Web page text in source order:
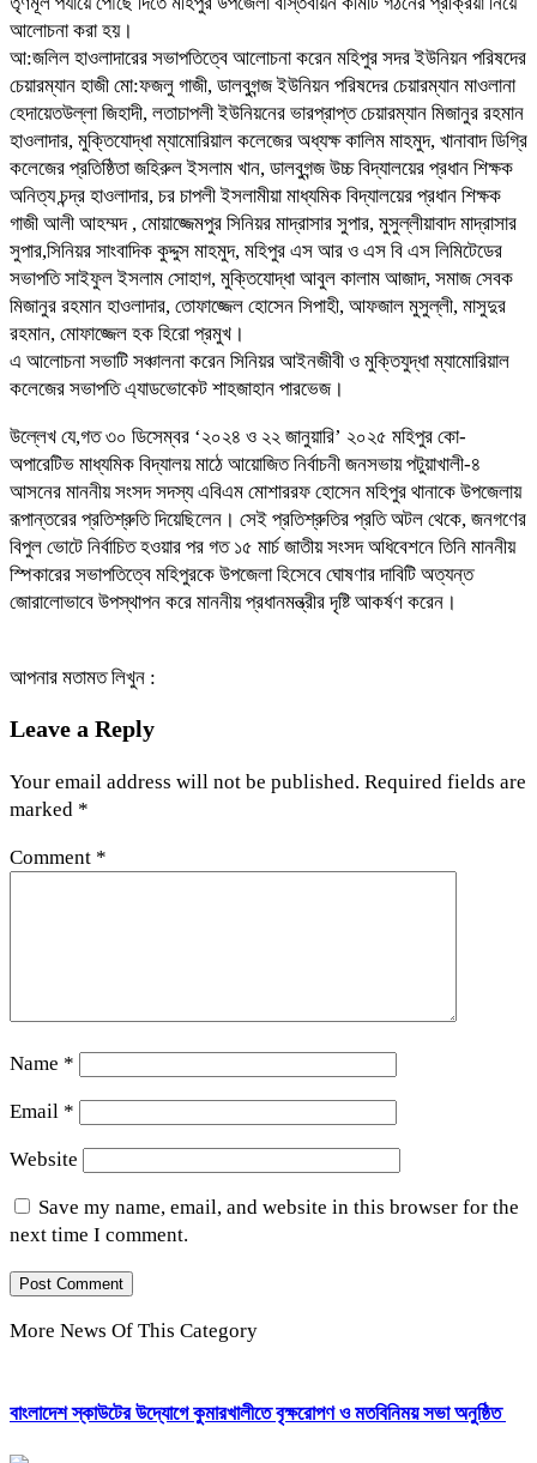
আলোচনা করা হয়।
আ:জলিল হাওলাদারের সভাপতিত্বে আলোচনা করেন মহিপুর সদর ইউনিয়ন পরিষদের
চেয়ারম্যান হাজী মো:ফজলু গাজী, ডালবুগন্জ ইউনিয়ন পরিষদের চেয়ারম্যান মাওলানা
হেদায়েতউল্লা জিহাদী, লতাচাপলী ইউনিয়নের ভারপ্রাপ্ত চেয়ারম্যান মিজানুর রহমান
হাওলাদার, মুক্তিযোদ্ধা ম্যামোরিয়াল কলেজের অধ্যক্ষ কালিম মাহমুদ, খানাবাদ ডিগ্রি
কলেজের প্রতিষ্ঠিতা জহিরুল ইসলাম খান, ডালবুগন্জ উচ্চ বিদ্যালয়ের প্রধান শিক্ষক
অনিত্য চন্দ্র হাওলাদার, চর চাপলী ইসলামীয়া মাধ্যমিক বিদ্যালয়ের প্রধান শিক্ষক
গাজী আলী আহম্মদ , মোয়াজ্জেমপুর সিনিয়র মাদ্রাসার সুপার, মুসুল্লীয়াবাদ মাদ্রাসার
সুপার,সিনিয়র সাংবাদিক কুদ্দুস মাহমুদ, মহিপুর এস আর ও এস বি এস লিমিটেডের
সভাপতি সাইফুল ইসলাম সোহাগ, মুক্তিযোদ্ধা আবুল কালাম আজাদ, সমাজ সেবক
মিজানুর রহমান হাওলাদার, তোফাজ্জেল হোসেন সিপাহী, আফজাল মুসুল্লী, মাসুদুর
রহমান, মোফাজ্জেল হক হিরো প্রমুখ।
এ আলোচনা সভাটি সঞ্চালনা করেন সিনিয়র আইনজীবী ও মুক্তিযুদ্ধা ম্যামোরিয়াল
কলেজের সভাপতি এ্যাডভোকেট শাহজাহান পারভেজ।
উল্লেখ যে,গত ৩০ ডিসেম্বর ‘২০২৪ ও ২২ জানুয়ারি’ ২০২৫ মহিপুর কো-
অপারেটিভ মাধ্যমিক বিদ্যালয় মাঠে আয়োজিত নির্বাচনী জনসভায় পটুয়াখালী-৪
আসনের মাননীয় সংসদ সদস্য এবিএম মোশাররফ হোসেন মহিপুর থানাকে উপজেলায়
রূপান্তরের প্রতিশ্রুতি দিয়েছিলেন। সেই প্রতিশ্রুতির প্রতি অটল থেকে, জনগণের
বিপুল ভোটে নির্বাচিত হওয়ার পর গত ১৫ মার্চ জাতীয় সংসদ অধিবেশনে তিনি মাননীয়
স্পিকারের সভাপতিত্বে মহিপুরকে উপজেলা হিসেবে ঘোষণার দাবিটি অত্যন্ত
জোরালোভাবে উপস্থাপন করে মাননীয় প্রধানমন্ত্রীর দৃষ্টি আকর্ষণ করেন।
আপনার মতামত লিখুন :
Leave a Reply
Your email address will not be published. Required fields are
marked *
Comment *
Name *
Email *
Website
Save my name, email, and website in this browser for the
next time I comment.
More News Of This Category
বাংলাদেশ স্কাউটের উদ্যোগে কুমারখালীতে বৃক্ষরোপণ ও মতবিনিময় সভা অনুষ্ঠিত